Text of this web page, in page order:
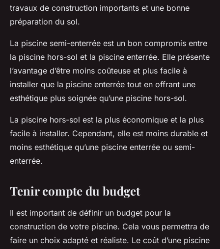
travaux de construction importants et une bonne
préparation du sol.
La piscine semi-enterrée est un bon compromis entre
la piscine hors-sol et la piscine enterrée. Elle présente
l’avantage d’être moins coûteuse et plus facile à
installer que la piscine enterrée tout en offrant une
esthétique plus soignée qu’une piscine hors-sol.
La piscine hors-sol est la plus économique et la plus
facile à installer. Cependant, elle est moins durable et
moins esthétique qu’une piscine enterrée ou semi-
enterrée.
Tenir compte du budget
Il est important de définir un budget pour la
construction de votre piscine. Cela vous permettra de
faire un choix adapté et réaliste. Le coût d’une piscine